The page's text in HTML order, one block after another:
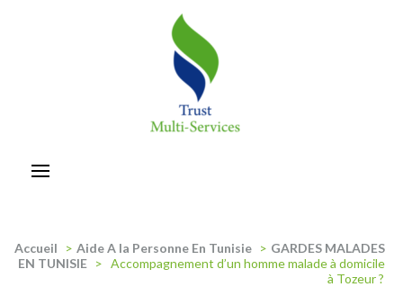
Accueil > Aide A la Personne En Tunisie > GARDES MALADES
EN TUNISIE > Accompagnement d’un homme malade à domicile
à Tozeur ?